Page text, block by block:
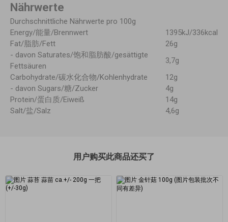
Nährwerte
Durchschnittliche Nährwerte pro 100g
Energy/能量/Brennwert
1395kJ/336kcal
Fat/脂肪/Fett
26g
- davon Saturates/饱和脂肪酸/gesättigte
Fettsäuren
3,7g
Carbohydrate/碳水化合物/Kohlenhydrate
12g
- davon Sugars/糖/Zucker
4g
Protein/蛋白质/Eiweiß
14g
Salt/盐/Salz
4,6g
用户购买此商品还买了